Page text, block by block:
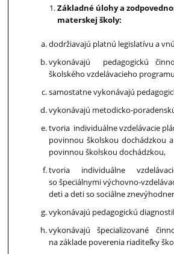
Základné úlohy a
materskej školy:
dodržiavajú platnú legislatívu a
vykonávajú pedagogickú
školského vzdelávacieho
samostatne vykonávajú
vykonávajú metodicko-
tvoria individuálne vzdelávacie
povinnou školskou dochádzkou
povinnou školskou dochádzkou,
tvoria individuálne
so špeciálnymi výchovno-
deti a deti so sociálne
vykonávajú pedagogickú
vykonávajú špecializované
na základe poverenia riaditeľky